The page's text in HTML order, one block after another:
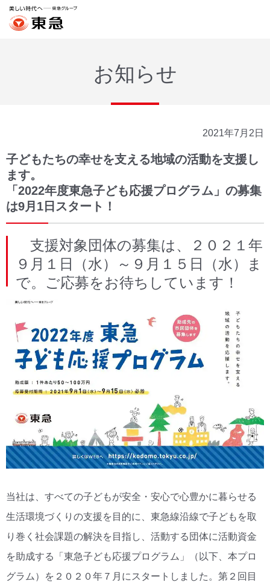
お知らせ
2021年7月2日
子どもたちの幸せを支える地域の活動を支援し
ます。
「2022年度東急子ども応援プログラム」の募集
は9月1日スタート！
支援対象団体の募集は、２０２１年
９月１日（水）～９月１５日（水）ま
で。ご応募をお待ちしています！
当社は、すべての子どもが安全・安心で心豊かに暮らせる
生活環境づくりの支援を目的に、東急線沿線で子どもを取
り巻く社会課題の解決を目指し、活動する団体に活動資金
を助成する「東急子ども応援プログラム」（以下、本プロ
グラム）を２０２０年７月にスタートしました。第２回目